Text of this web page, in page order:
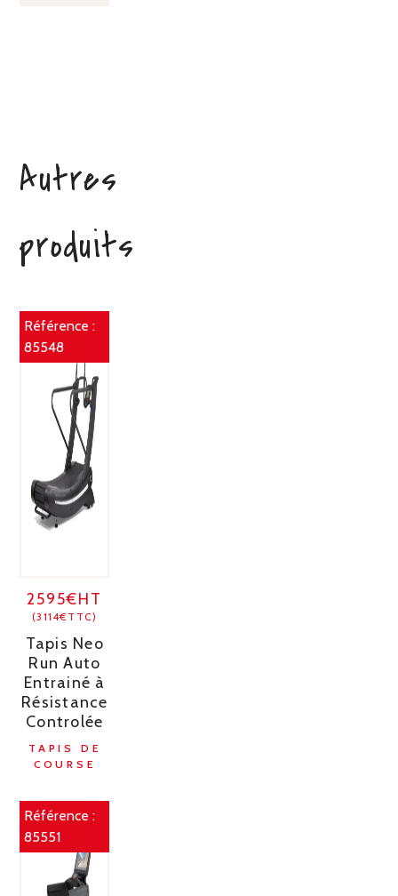
Autres
produits
Référence :
85548
2595€HT
(3114€TTC)
Tapis Neo
Run Auto
Entrainé à
Résistance
Controlée
TAPIS DE
COURSE
Référence :
85551